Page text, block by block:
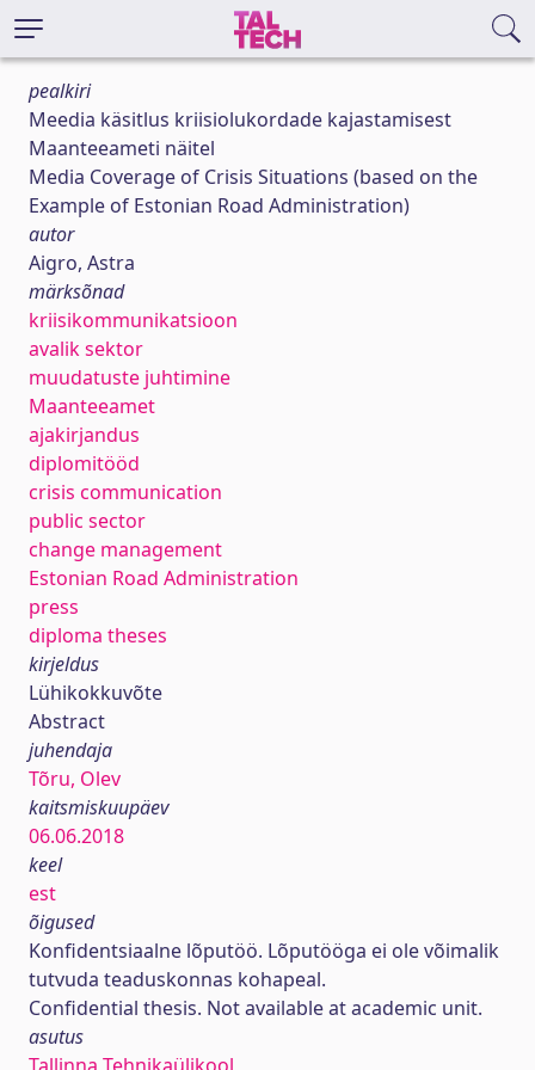
pealkiri
Meedia käsitlus kriisiolukordade kajastamisest
Maanteeameti näitel
Media Coverage of Crisis Situations (based on the
Example of Estonian Road Administration)
autor
Aigro, Astra
märksõnad
kriisikommunikatsioon
avalik sektor
muudatuste juhtimine
Maanteeamet
ajakirjandus
diplomitööd
crisis communication
public sector
change management
Estonian Road Administration
press
diploma theses
kirjeldus
Lühikokkuvõte
Abstract
juhendaja
Tõru, Olev
kaitsmiskuupäev
06.06.2018
keel
est
õigused
Konfidentsiaalne lõputöö. Lõputööga ei ole võimalik
tutvuda teaduskonnas kohapeal.
Confidential thesis. Not available at academic unit.
asutus